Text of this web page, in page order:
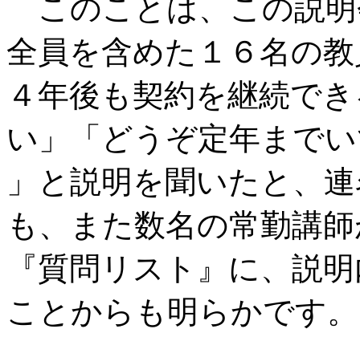
このことは、この説
全員を含めた１６名の
４年後も契約を継続で
い」「どうぞ定年まで
」と説明を聞いたと、
も、また数名の常勤講
『質問リスト』に、説
ことからも明らかです。